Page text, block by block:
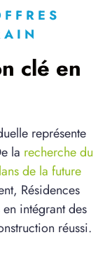
clé en
représente
la recherche du
de la future
Résidences
intégrant des
réussi.